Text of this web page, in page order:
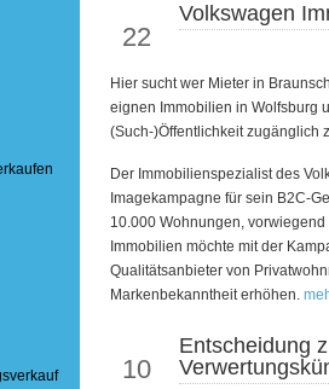
22
Volkswagen
Hier sucht wer Mieter in
eignen Immobilien in Wolfsburg
(Such-)Öffentlichkeit zugänglich
Der Immobilienspezialist des
Imagekampagne für sein B2C-
10.000 Wohnungen,
Immobilien möchte mit der
Qualitätsanbieter von
Markenbekanntheit erhöhen.
10
Entscheidung